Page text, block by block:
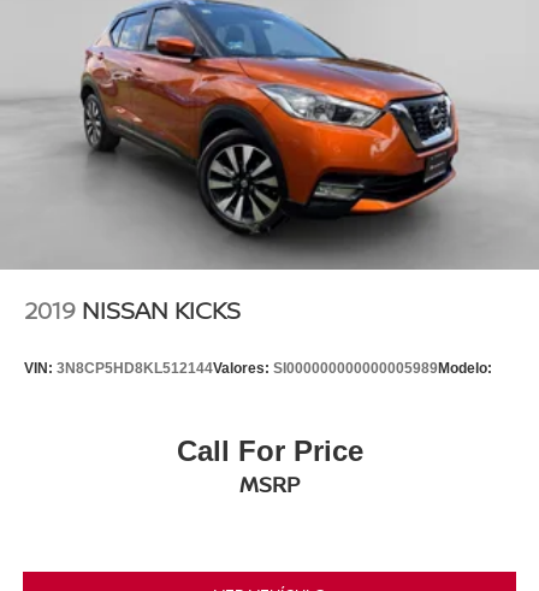
2019 NISSAN KICKS
VIN: 3N8CP5HD8KL512144Valores: SI000000000000005989Modelo:
Call For Price
MSRP